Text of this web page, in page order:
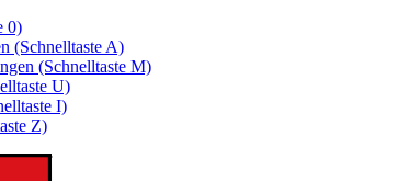
0)
(Schnelltaste A)
(Schnelltaste M)
U)
I)
Z)